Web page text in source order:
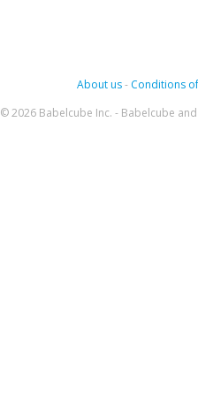
About us- Conditions
© 2026 Babelcube Inc. - Babelcube